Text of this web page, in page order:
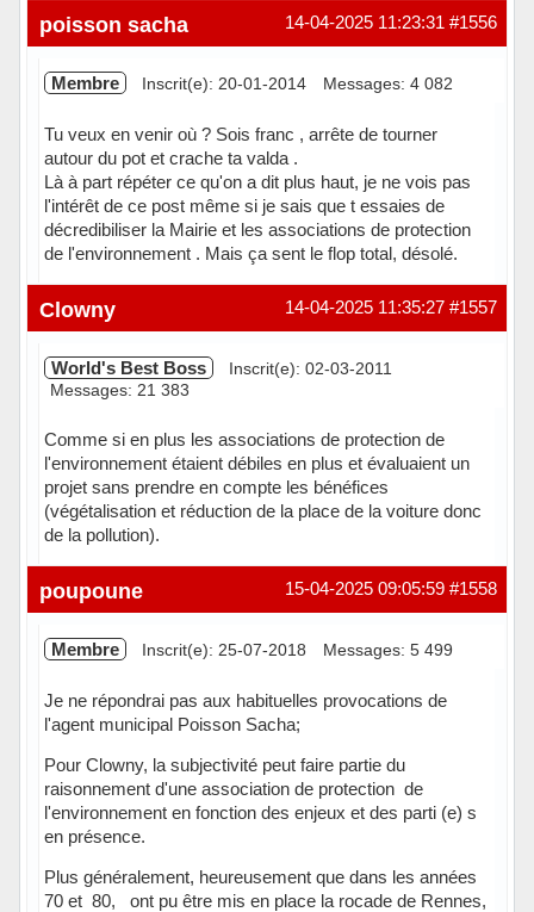
Hors ligne #1556
14-04-2025 11:23:31
poisson sacha
Membre Inscrit(e): 20-01-2014 Messages: 4 082
Tu veux en venir où ? Sois franc , arrête de tourner
autour du pot et crache ta valda .
Là à part répéter ce qu'on a dit plus haut, je ne vois pas
l'intérêt de ce post même si je sais que t essaies de
décredibiliser la Mairie et les associations de protection
de l'environnement . Mais ça sent le flop total, désolé.
Hors ligne #1557
14-04-2025 11:35:27
Clowny
World's Best Boss
Inscrit(e): 02-03-2011
Messages: 21 383
Comme si en plus les associations de protection de
l'environnement étaient débiles en plus et évaluaient un
projet sans prendre en compte les bénéfices
(végétalisation et réduction de la place de la voiture donc
de la pollution).
Hors ligne #1558
15-04-2025 09:05:59
poupoune
Membre Inscrit(e): 25-07-2018 Messages: 5 499
Je ne répondrai pas aux habituelles provocations de
l'agent municipal Poisson Sacha;
Pour Clowny, la subjectivité peut faire partie du
raisonnement d'une association de protection de
l'environnement en fonction des enjeux et des parti (e) s
en présence.
Plus généralement, heureusement que dans les années
70 et 80, ont pu être mis en place la rocade de Rennes,